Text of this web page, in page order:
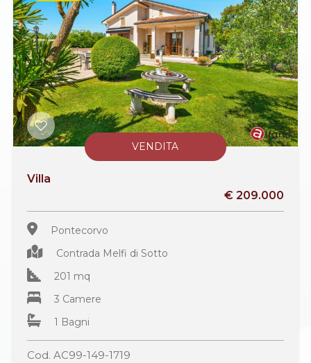
VENDITA
Villa
€ 209.000
Pontecorvo
Contrada Melfi di Sotto
201 mq
3 Camere
1 Bagni
Cod. AC99-149-1719